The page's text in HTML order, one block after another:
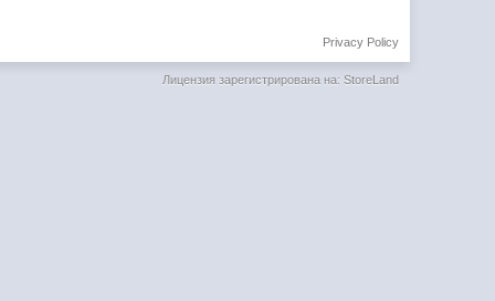
Privacy Policy
Лицензия зарегистрирована на: StoreLand